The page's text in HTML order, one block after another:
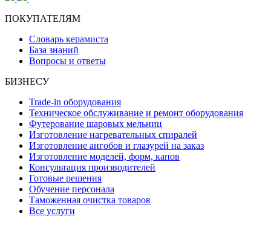
ПОКУПАТЕЛЯМ
Словарь керамиста
База знаний
Вопросы и ответы
БИЗНЕСУ
Trade-in оборудования
Техническое обслуживание и ремонт оборудования
Футерование шаровых мельниц
Изготовление нагревательных спиралей
Изготовление ангобов и глазурей на заказ
Изготовление моделей, форм, капов
Консультация производителей
Готовые решения
Обучение персонала
Таможенная очистка товаров
Все услуги